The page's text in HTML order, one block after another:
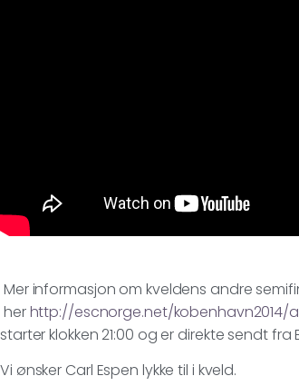
Mer informasjon om kveldens andre
herhttp://escnorge.net/
starter klokken 21:00 og er direkte sendt fra
Vi ønsker Carl Espen lykke til i kveld.